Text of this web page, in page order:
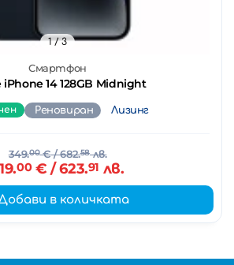
Смартфон
iPhone 14 128GB Midnight
1/ 3
Реновиран Лизинг
349.00€/ 682.58лв.
00€ / 623.91 лв.
в количката